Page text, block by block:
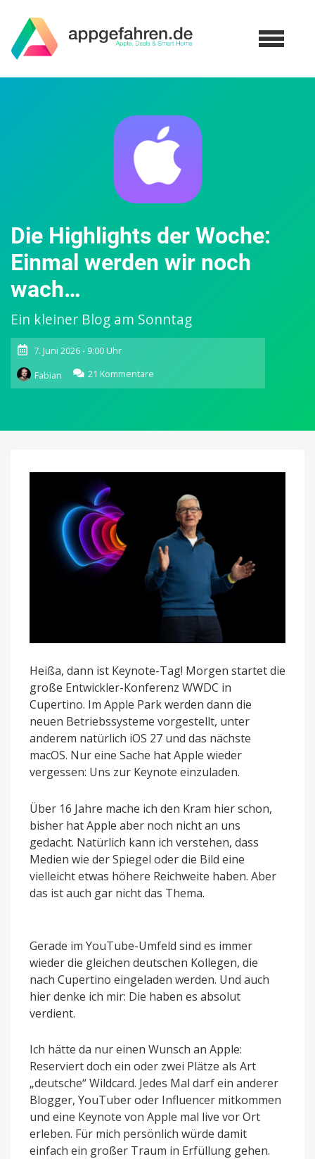
Die Highlights der Woche:
Einmal werden wir noch
wach…
Ein kleiner Blog am Sonntag
7. Juni 2026 - 9:00 Uhr
Fabian
21 Kommentare
Die
wach…
Heißa, dann ist Keynote-Tag! Morgen startet die
große Entwickler-Konferenz WWDC in
Cupertino. Im Apple Park werden dann die
neuen Betriebssysteme vorgestellt, unter
anderem natürlich iOS 27 und das nächste
macOS. Nur eine Sache hat Apple wieder
vergessen: Uns zur Keynote einzuladen.
Über 16 Jahre mache ich den Kram hier schon,
bisher hat Apple aber noch nicht an uns
gedacht. Natürlich kann ich verstehen, dass
Medien wie der Spiegel oder die Bild eine
vielleicht etwas höhere Reichweite haben. Aber
das ist auch gar nicht das Thema.
Gerade im YouTube-Umfeld sind es immer
wieder die gleichen deutschen Kollegen, die
nach Cupertino eingeladen werden. Und auch
hier denke ich mir: Die haben es absolut
verdient.
Ich hätte da nur einen Wunsch an Apple:
Reserviert doch ein oder zwei Plätze als Art
„deutsche“ Wildcard. Jedes Mal darf ein anderer
Blogger, YouTuber oder Influencer mitkommen
und eine Keynote von Apple mal live vor Ort
erleben. Für mich persönlich würde damit
einfach ein großer Traum in Erfüllung gehen.